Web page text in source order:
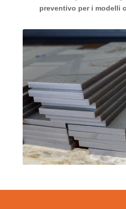
preventivo per i modelli